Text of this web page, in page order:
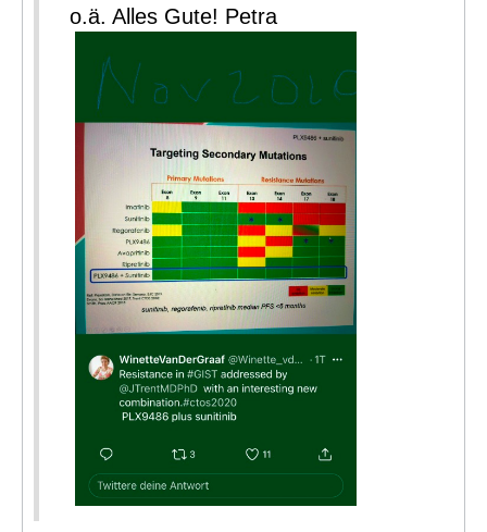
o.ä. Alles Gute! Petra